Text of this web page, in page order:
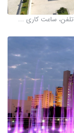
ساعت کاری ...